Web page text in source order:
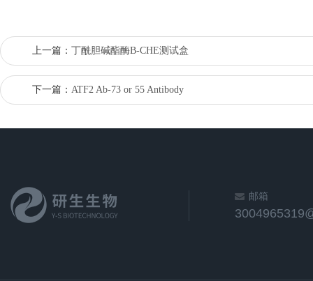
上一篇： 丁酰胆碱酯酶B-CHE测试盒
下一篇： ATF2 Ab-73 or 55 Antibody
邮箱